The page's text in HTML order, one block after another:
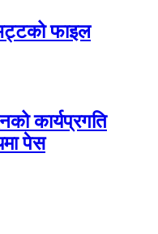
फाइल
कार्यप्रगति
पेस